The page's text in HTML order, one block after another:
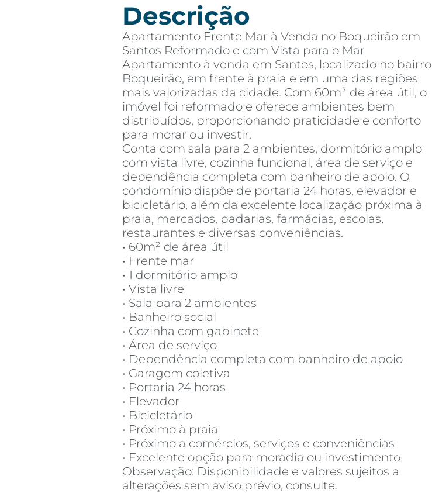
Descrição
Apartamento Frente Mar à Venda no Boqueirão em
Santos Reformado e com Vista para o Mar
Apartamento à venda em Santos, localizado no bairro
Boqueirão, em frente à praia e em uma das regiões
mais valorizadas da cidade. Com 60m² de área útil, o
imóvel foi reformado e oferece ambientes bem
distribuídos, proporcionando praticidade e conforto
para morar ou investir.
Conta com sala para 2 ambientes, dormitório amplo
com vista livre, cozinha funcional, área de serviço e
dependência completa com banheiro de apoio. O
condomínio dispõe de portaria 24 horas, elevador e
bicicletário, além da excelente localização próxima à
praia, mercados, padarias, farmácias, escolas,
restaurantes e diversas conveniências.
• 60m² de área útil
• Frente mar
• 1 dormitório amplo
• Vista livre
• Sala para 2 ambientes
• Banheiro social
• Cozinha com gabinete
• Área de serviço
• Dependência completa com banheiro de apoio
• Garagem coletiva
• Portaria 24 horas
• Elevador
• Bicicletário
• Próximo à praia
• Próximo a comércios, serviços e conveniências
• Excelente opção para moradia ou investimento
Observação: Disponibilidade e valores sujeitos a
alterações sem aviso prévio, consulte.